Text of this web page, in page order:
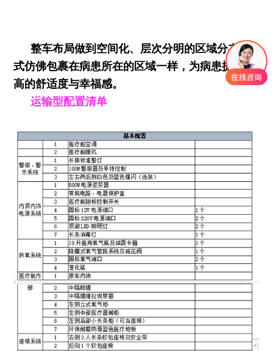
整车布局做到空间化、层次分明的区域分布形
式仿佛包裹在病患所在的区域一样，为病患提供更
高的舒适度与幸福感。
运输型配置清单